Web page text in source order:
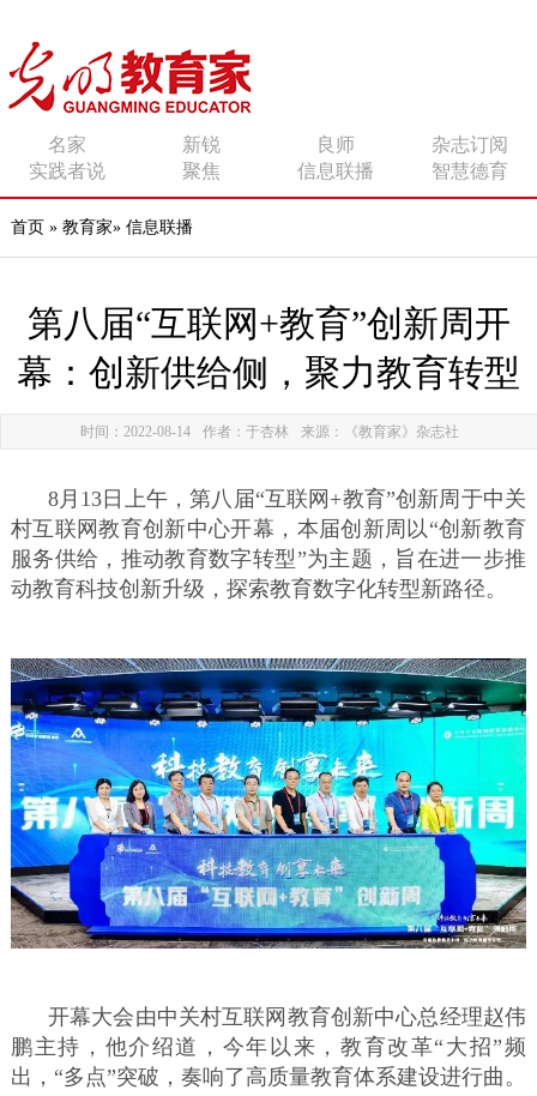
名家 新锐 良师
杂志订阅
实践者说
聚焦 信息联播 智慧德育
首页 » 教育家» 信息联播
第八届“互联网+教育”创新周开
幕：创新供给侧，聚力教育转型
时间：2022-08-14 作者：于杏林 来源：《教育家》杂志社
8月13日上午，第八届“互联网+教育”创新周于中关
村互联网教育创新中心开幕，本届创新周以“创新教育
服务供给，推动教育数字转型”为主题，旨在进一步推
动教育科技创新升级，探索教育数字化转型新路径。
开幕大会由中关村互联网教育创新中心总经理赵伟
鹏主持，他介绍道，今年以来，教育改革“大招”频
出，“多点”突破，奏响了高质量教育体系建设进行曲。